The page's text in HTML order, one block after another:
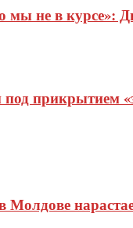
не в курсе»:
прикрытием
Молдове